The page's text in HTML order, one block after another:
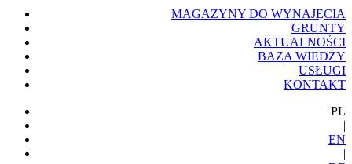
MAGAZYNY DO WYNAJĘCIA
GRUNTY
AKTUALNOŚCI
BAZA WIEDZY
USŁUGI
KONTAKT
PL
|
EN
|